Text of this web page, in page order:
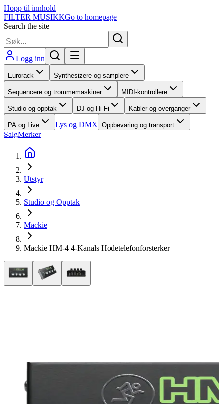
Hopp til innhold
FILTER MUSIKKGo to homepage
Search the site
Logg inn
Eurorack Synthesizere og samplere
Sequencere og trommemaskiner MIDI-kontrollere
Studio og opptak DJ og Hi-Fi Kabler og overganger
PA og Live Lys og DMX Oppbevaring og transport
SalgMerker
Utstyr
Studio og Opptak
Mackie
Mackie HM-4 4-Kanals Hodetelefonforsterker